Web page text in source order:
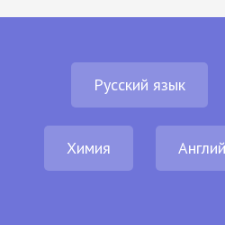
Русский язык
Химия